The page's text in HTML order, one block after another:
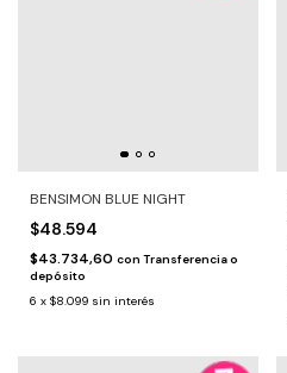
BENSIMON BLUE NIGHT
$48.594
$43.734,60 con Transferencia o
depósito
6 x $8.099 sin interés